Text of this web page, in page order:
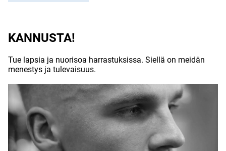
KANNUSTA!
Tue lapsia ja nuorisoa harrastuksissa. Siellä on meidän
menestys ja tulevaisuus.